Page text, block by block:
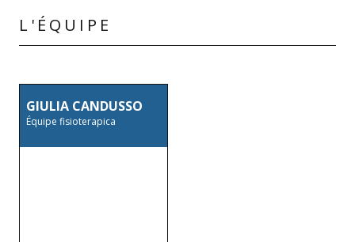
L'ÉQUIPE
GIULIA CANDUSSO
Équipe fisioterapica